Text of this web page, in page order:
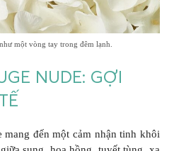
một vòng tay trong đêm lạnh.
NUDE: GỢI
đến một cảm nhận tinh khôi